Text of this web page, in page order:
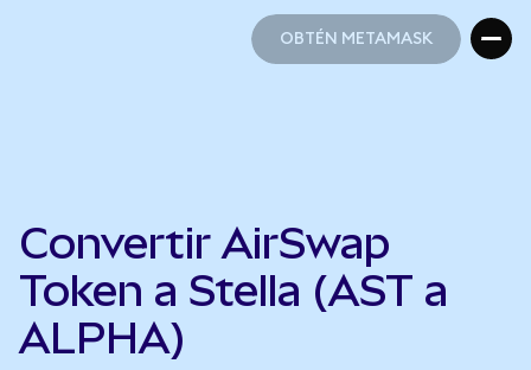
OBTÉN METAMASK
Convertir AirSwap
Token a Stella (AST a
ALPHA)